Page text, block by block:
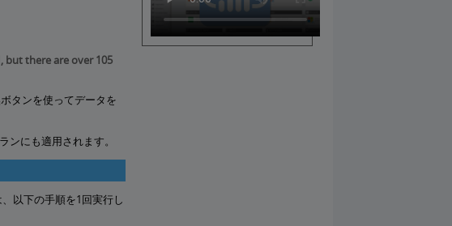
but there are over 105
タンを使ってデータを
ンにも適用されます。
以下の手順を1回実行し